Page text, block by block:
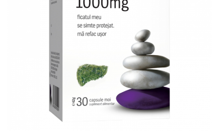
HEPATOPROTECTOARE-BILA
SUPLIMENTE MEMORIE SI
SUPLIMENTE POTENȚĂ
SUPLIMENTE PROSTATĂ
SUPLIMENTE SLĂBIRE
SUPLIMENTE VITAMINE ȘI